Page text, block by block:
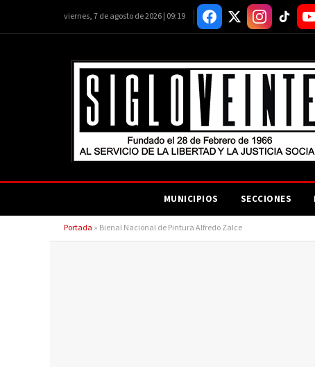
viernes, 7 de agosto de 2026 | 09:19
MUNICIPIOS SECCIONES
Portada » Bienal Nacional de Pintura Alfredo Zalce